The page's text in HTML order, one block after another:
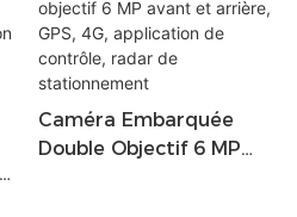
Caméra Embarquée
Double Objectif 6 MP